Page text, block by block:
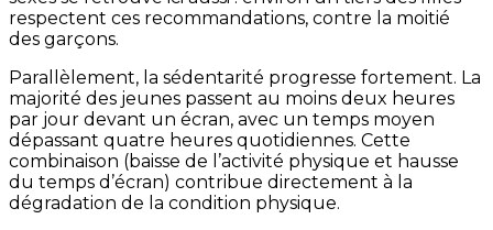
respectent ces recommandations, contre la moitié
des garçons.
Parallèlement, la sédentarité progresse fortement. La
majorité des jeunes passent au moins deux heures
par jour devant un écran, avec un temps moyen
dépassant quatre heures quotidiennes. Cette
combinaison (baisse de l’activité physique et hausse
du temps d’écran) contribue directement à la
dégradation de la condition physique.